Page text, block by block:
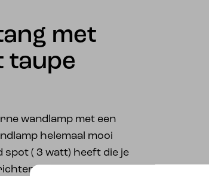
met
taupe
wandlamp met een
helemaal mooi
spot ( 3 watt) heeft die je
of bijvoorbeeld op